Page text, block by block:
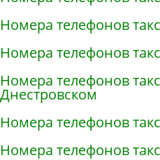
Номера телефонов
Номера телефонов
Номера телефонов
Днестровском
Номера телефонов
Номера телефонов